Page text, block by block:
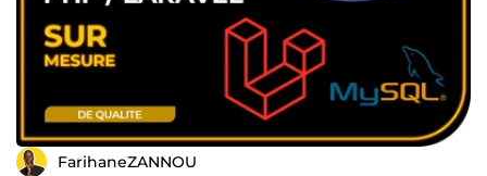
FarihaneZANNOU